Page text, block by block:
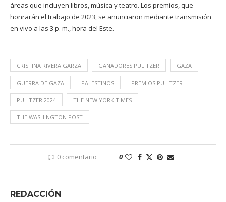
áreas que incluyen libros, música y teatro. Los premios, que
honrarán el trabajo de 2023, se anunciaron mediante transmisión
en vivo a las 3 p. m., hora del Este.
CRISTINA RIVERA GARZA GANADORES PULITZER GAZA
GUERRA DE GAZA PALESTINOS PREMIOS PULITZER
PULITZER 2024 THE NEW YORK TIMES
THE WASHINGTON POST
0 comentario 0
REDACCIÓN